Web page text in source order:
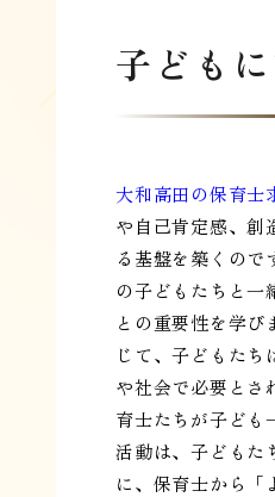
子ども
大和高田の保育士
や自己肯定感、創
る基盤を築くの
の子どもたちと一
との重要性を学
じて、子どもた
や社会で必要とさ
育士たちが子ども
活動は、子どもた
に、保育士から「